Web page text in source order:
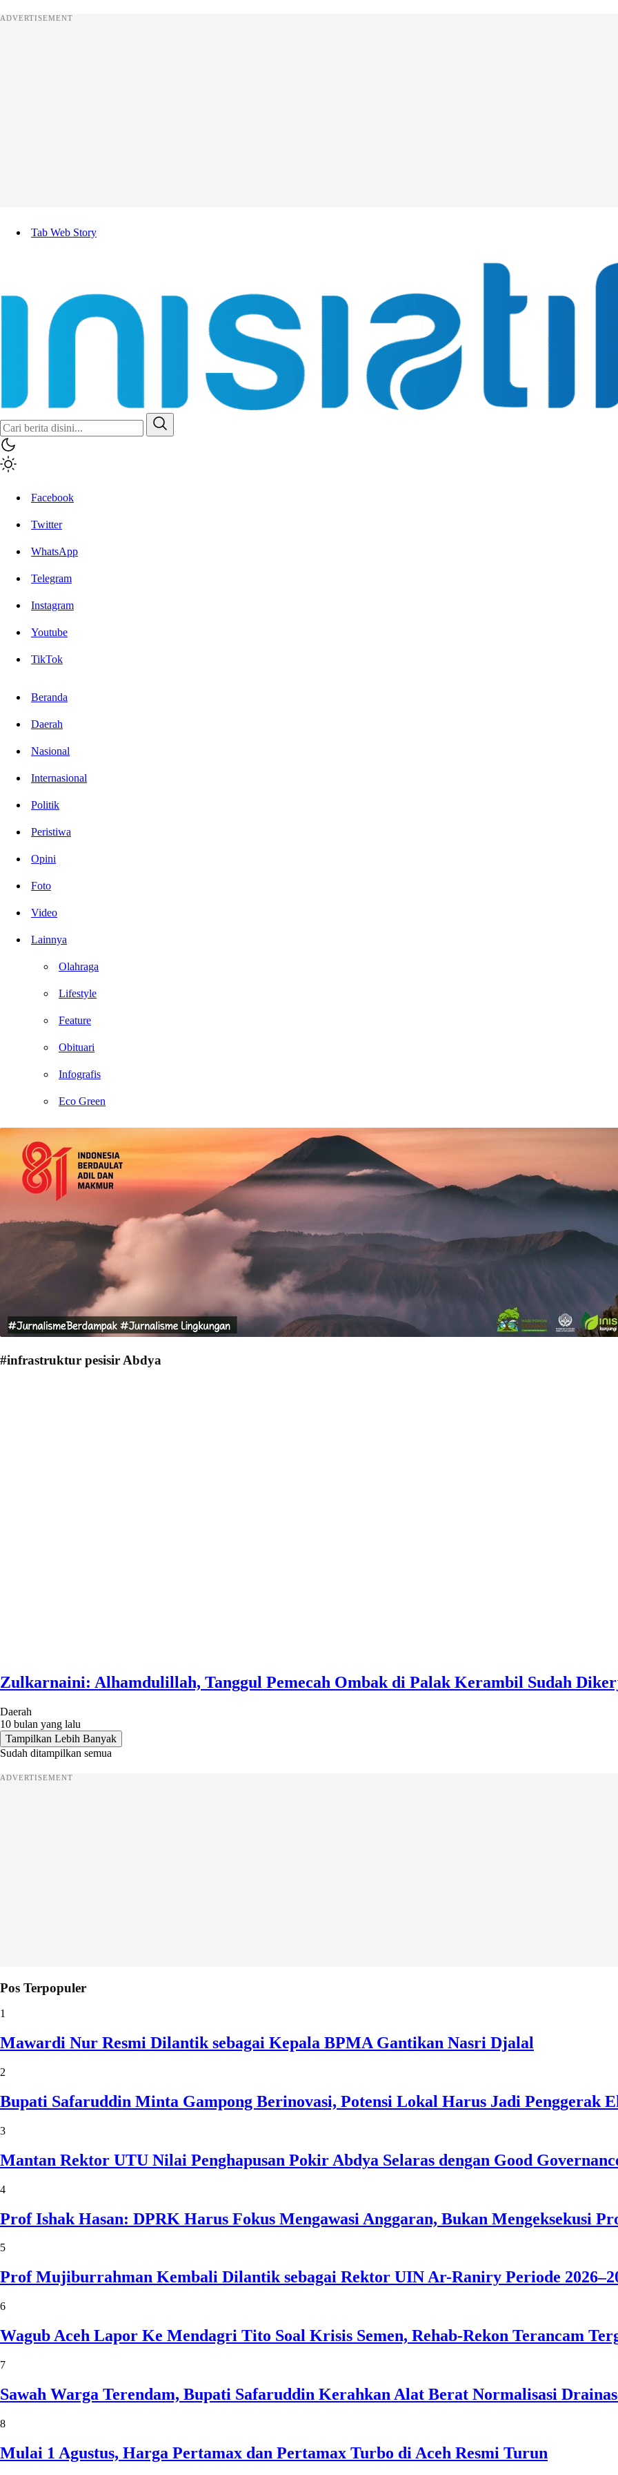
ADVERTISEMENT
Tab Web Story
Inisiatif.co
Stay Connected Stay Informed
Facebook
Twitter
WhatsApp
Telegram
Instagram
Youtube
TikTok
Beranda
Daerah
Nasional
Internasional
Politik
Peristiwa
Opini
Foto
Video
Lainnya
Olahraga
Lifestyle
Feature
Obituari
Infografis
Eco Green
#infrastruktur pesisir Abdya
Zulkarnaini: Alhamdulillah, Tanggul Pemecah Ombak di Palak Kerambil Sudah
Daerah
10 bulan yang lalu
Tampilkan Lebih Banyak
Sudah ditampilkan semua
ADVERTISEMENT
Pos Terpopuler
1
Mawardi Nur Resmi Dilantik sebagai Kepala BPMA Gantikan Nasri Djalal
2
Bupati Safaruddin Minta Gampong Berinovasi, Potensi Lokal Harus Jadi Penggerak
3
Mantan Rektor UTU Nilai Penghapusan Pokir Abdya Selaras dengan Good
4
Prof Ishak Hasan: DPRK Harus Fokus Mengawasi Anggaran, Bukan Mengeksekusi
5
Prof Mujiburrahman Kembali Dilantik sebagai Rektor UIN Ar-Raniry Periode
6
Wagub Aceh Lapor Ke Mendagri Tito Soal Krisis Semen, Rehab-Rekon Terancam
7
Sawah Warga Terendam, Bupati Safaruddin Kerahkan Alat Berat Normalisasi
8
Mulai 1 Agustus, Harga Pertamax dan Pertamax Turbo di Aceh Resmi Turun